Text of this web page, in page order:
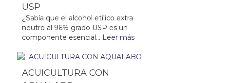
USP
¿Sabía que el alcohol etílico extra
neutro al 96% grado USP es un
componente esencial... Leer más
ACUICULTURA CON